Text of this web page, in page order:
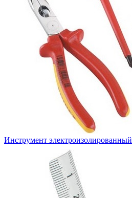
Инструмент электроизолированный